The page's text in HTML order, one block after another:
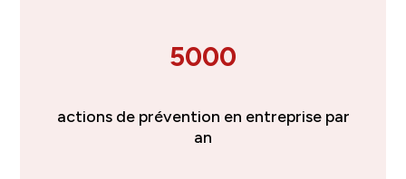
5000
actions de prévention en entreprise par
an